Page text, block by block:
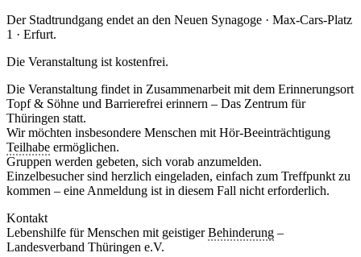
Der Stadtrundgang endet an den Neuen Synagoge · Max-Cars-Platz
1 · Erfurt.
Die Veranstaltung ist kostenfrei.
Die Veranstaltung findet in Zusammenarbeit mit dem Erinnerungsort
Topf & Söhne und Barrierefrei erinnern – Das Zentrum für
Thüringen statt.
Wir möchten insbesondere Menschen mit Hör-Beeinträchtigung
Teilhabe ermöglichen.
Gruppen werden gebeten, sich vorab anzumelden.
Einzelbesucher sind herzlich eingeladen, einfach zum Treffpunkt zu
kommen – eine Anmeldung ist in diesem Fall nicht erforderlich.
Kontakt
Lebenshilfe für Menschen mit geistigerBehinderung –
Landesverband Thüringen e.V.